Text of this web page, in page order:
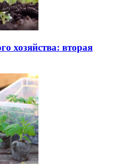
хозяйства: вторая